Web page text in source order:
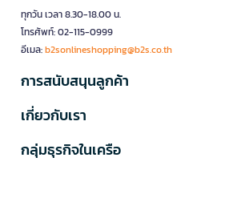
ทุกวัน เวลา 8.30-18.00 น.
โทรศัพท์: 02-115-0999
อีเมล:b2sonlineshopping@b2s.co.th
การสนับสนุนลูกค้า
เกี่ยวกับเรา
กลุ่มธุรกิจในเครือ